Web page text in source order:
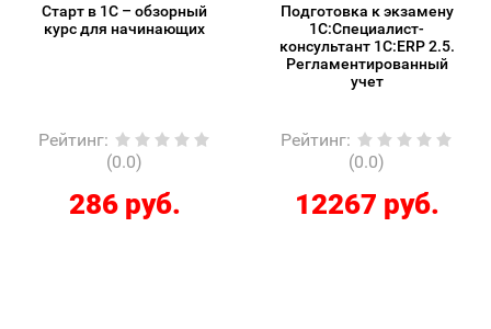
Старт в 1С – обзорный
курс для начинающих
Рейтинг:
(0.0)
286 руб.
Подготовка к экзамену
1С:Специалист-
консультант 1С:ERP 2.5.
Регламентированный
учет
Рейтинг:
(0.0)
12267 руб.